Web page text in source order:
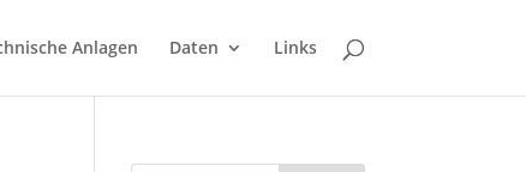
Anlagen Daten Links